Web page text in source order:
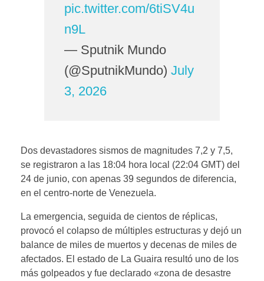
pic.twitter.com/6tiSV4u
n9L
— Sputnik Mundo
(@SputnikMundo) July
3, 2026
Dos devastadores sismos de magnitudes 7,2 y 7,5,
se registraron a las 18:04 hora local (22:04 GMT) del
24 de junio, con apenas 39 segundos de diferencia,
en el centro-norte de Venezuela.
La emergencia, seguida de cientos de réplicas,
provocó el colapso de múltiples estructuras y dejó un
balance de miles de muertos y decenas de miles de
afectados. El estado de La Guaira resultó uno de los
más golpeados y fue declarado «zona de desastre